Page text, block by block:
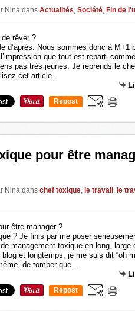
Nina dans Actualités, Société, Fin de
d’après. Nous sommes donc à M+1
que tout est reparti
pas très jeunes. Je reprends le
cet article...
Repost
pour être
Nina dans chef toxique, le travail , le
? Je finis par me poser
management toxique en long, large
et longtemps, je me suis dit “oh
de tomber que...
Repost